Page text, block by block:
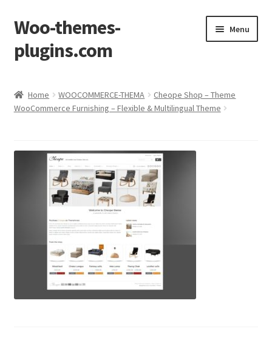
Skip
to
navigation
Skip
to
content
Woo-themes-
plugins.com
Menu
Home WOOCOMMERCE-THEMA
Cheope Shop – Theme
WooCommerce Furnishing – Flexible & Multilingual Theme